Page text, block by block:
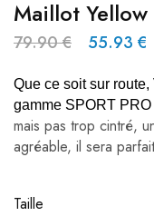
Maillot Yellow
79.90€ 55.93 €
Que ce soit sur
gamme SPORT
mais pas trop cintré,
agréable, il sera
Taille